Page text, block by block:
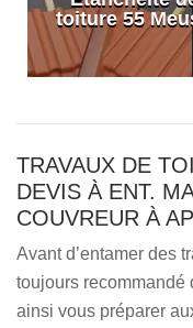
toiture 55
TRAVAUX DE
DEVIS À ENT.
COUVREUR À
Avant d’entamer des
toujours recommandé
ainsi vous préparer